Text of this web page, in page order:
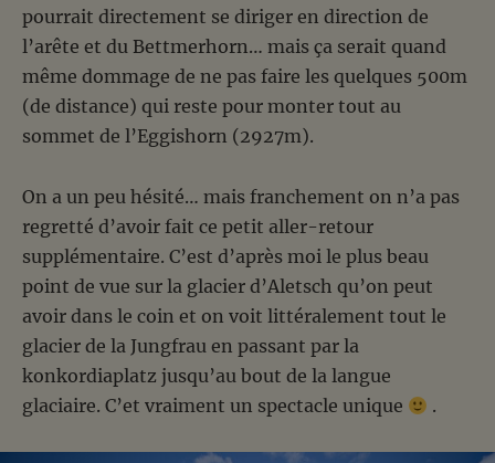
pourrait directement se diriger en direction de
l’arête et du Bettmerhorn… mais ça serait quand
même dommage de ne pas faire les quelques 500m
(de distance) qui reste pour monter tout au
sommet de l’Eggishorn (2927m).
On a un peu hésité… mais franchement on n’a pas
regretté d’avoir fait ce petit aller-retour
supplémentaire. C’est d’après moi le plus beau
point de vue sur la glacier d’Aletsch qu’on peut
avoir dans le coin et on voit littéralement tout le
glacier de la Jungfrau en passant par la
konkordiaplatz jusqu’au bout de la langue
glaciaire. C’et vraiment un spectacle unique
.